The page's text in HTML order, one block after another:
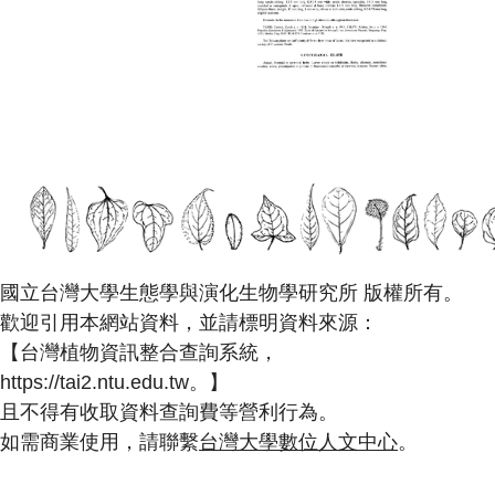
國立台灣大學生態學與演化生物學研究所 版權所有。
歡迎引用本網站資料，並請標明資料來源：
【台灣植物資訊整合查詢系統，
https://tai2.ntu.edu.tw。】
且不得有收取資料查詢費等營利行為。
如需商業使用，請聯繫台灣大學數位人文中心。